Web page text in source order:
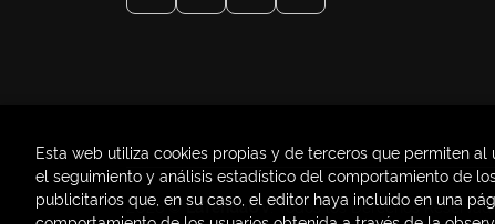
2026 © LaTendaUV. Todos los Derechos
Esta web utiliza cookies propias y de terceros que permiten
el seguimiento y análisis estadístico del comportamiento de
publicitarios que, en su caso, el editor haya incluido en una